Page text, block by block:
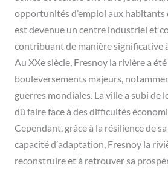
opportunités d’emploi aux habitants
est devenue un centre industriel et
contribuant de manière significative
Au XXe siècle, Fresnoy la rivière a
bouleversements majeurs,
guerres mondiales. La ville a subi de
dû faire face à des difficultés
Cependant, grâce à la résilience de
capacité d’adaptation, Fresnoy la
reconstruire et à retrouver sa